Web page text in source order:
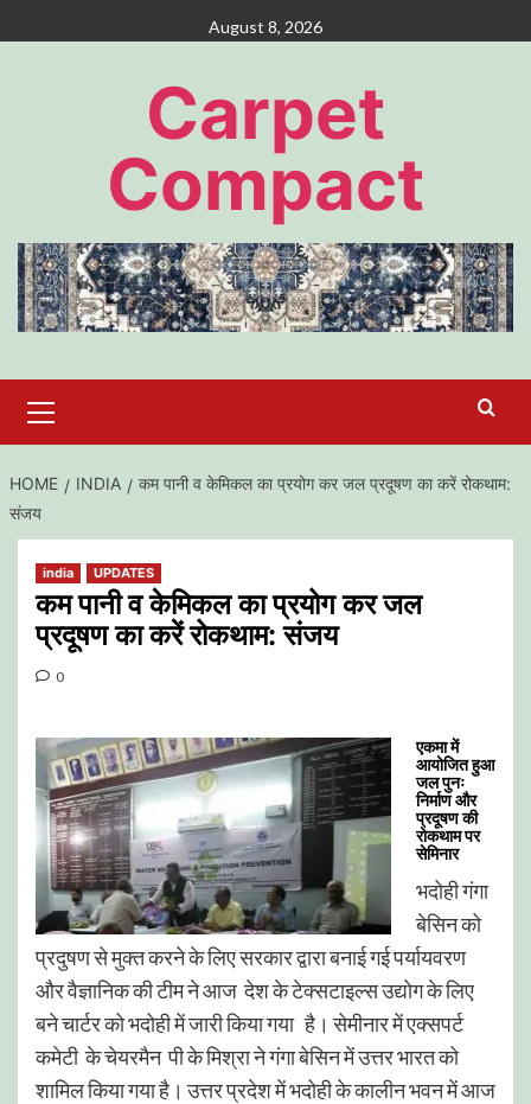
to
August 8, 2026
Carpet
Compact
Menu
HOME INDIA
कम पानी व केमिकल का प्रयोग कर जल प्रदूषण का करें रोकथाम:
संजय
india UPDATES
कम पानी व केमिकल का प्रयोग कर जल
प्रदूषण का करें रोकथाम: संजय
0
एकमा में
आयोजित हुआ
जल पुनः
निर्माण और
प्रदूषण की
रोकथाम पर
सेमिनार
भदोही गंगा
बेसिन को
प्रदुषण से मुक्त करने के लिए सरकार द्वारा बनाई गई पर्यायवरण
और वैज्ञानिक की टीम ने आज देश के टेक्सटाइल्स उद्योग के लिए
बने चार्टर को भदोही में जारी किया गया है। सेमीनार में एक्सपर्ट
कमेटी के चेयरमैन पी के मिश्रा ने गंगा बेसिन में उत्तर भारत को
शामिल किया गया है। उत्तर प्रदेश में भदोही के कालीन भवन में आज